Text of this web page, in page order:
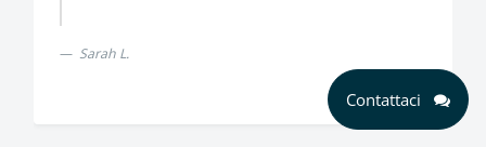
Sarah L.
Contattaci